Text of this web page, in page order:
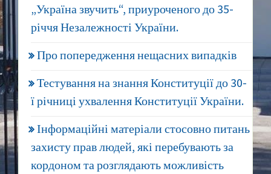
„Україна звучить“, приуроченого до 35-
річчя Незалежності України.
Про попередження нещасних випадків
Тестування на знання Конституції до 30-
ї річниці ухвалення Конституції України.
Інформаційні матеріали стосовно питань
захисту прав людей, які перебувають за
кордоном та розглядають можливість